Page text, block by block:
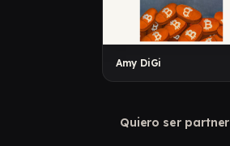
Amy DiGi
Quiero ser partner